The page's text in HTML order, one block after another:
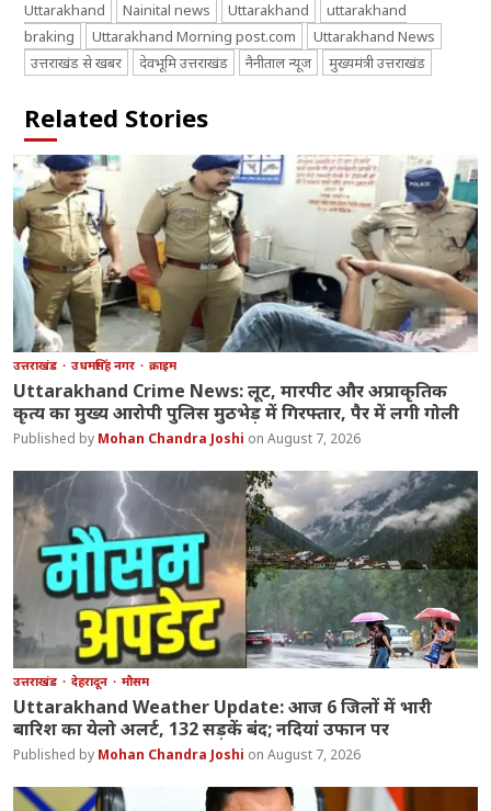
Uttarakhand
Nainital news Uttarakhand
uttarakhand
braking
Uttarakhand Morning post.com
Uttarakhand News
उत्तराखंड से खबर
देवभूमि उत्तराखंड नैनीताल न्यूज मुख्यमंत्री उत्तराखंड
Related Stories
उत्तराखंड उधमसिंह नगर क्राइम
Uttarakhand Crime News: लूट, मारपीट और अप्राकृतिक
कृत्य का मुख्य आरोपी पुलिस मुठभेड़ में गिरफ्तार, पैर में लगी गोली
Mohan Chandra Joshi August 7, 2026
उत्तराखंड देहरादून मौसम
Uttarakhand Weather Update: आज 6 जिलों में भारी
बारिश का येलो अलर्ट, 132 सड़कें बंद; नदियां उफान पर
Mohan Chandra Joshi August 7, 2026